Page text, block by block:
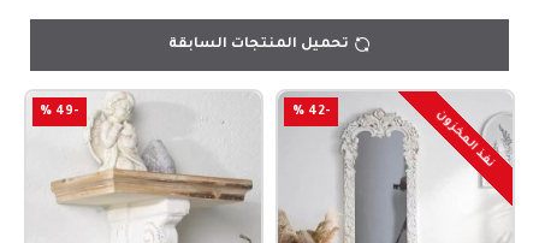
تحميل المنتجات السابقة
-42 % نفذ المخزون -49 %